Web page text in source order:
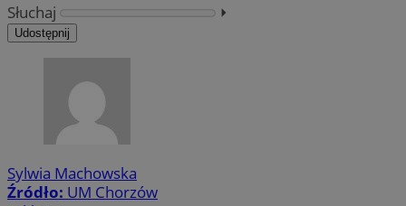
Słuchaj
⏵︎
Udostępnij
Sylwia Machowska
Źródło: UM Chorzów